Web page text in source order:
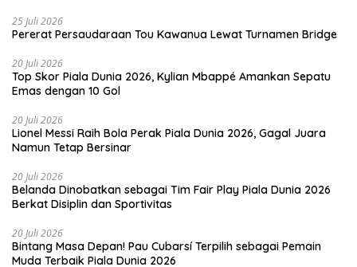
25 Juli 2026
Pererat Persaudaraan Tou Kawanua Lewat Turnamen Bridge
20 Juli 2026
Top Skor Piala Dunia 2026, Kylian Mbappé Amankan Sepatu
Emas dengan 10 Gol
20 Juli 2026
Lionel Messi Raih Bola Perak Piala Dunia 2026, Gagal Juara
Namun Tetap Bersinar
20 Juli 2026
Belanda Dinobatkan sebagai Tim Fair Play Piala Dunia 2026
Berkat Disiplin dan Sportivitas
20 Juli 2026
Bintang Masa Depan! Pau Cubarsí Terpilih sebagai Pemain
Muda Terbaik Piala Dunia 2026